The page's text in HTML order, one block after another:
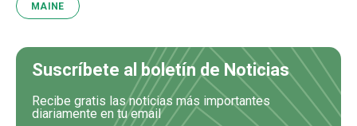
MAINE
Suscríbete al boletín de Noticias
Recibe gratis las noticias más importantes
diariamente en tu email